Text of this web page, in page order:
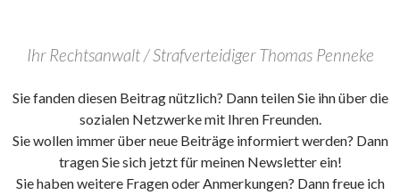
Ihr Rechtsanwalt / Strafverteidiger Thomas Penneke
Sie fanden diesen Beitrag nützlich? Dann teilen Sie ihn über die
sozialen Netzwerke mit Ihren Freunden.
Sie wollen immer über neue Beiträge informiert werden? Dann
tragen Sie sich jetzt für meinen Newsletter ein!
Sie haben weitere Fragen oder Anmerkungen? Dann freue ich